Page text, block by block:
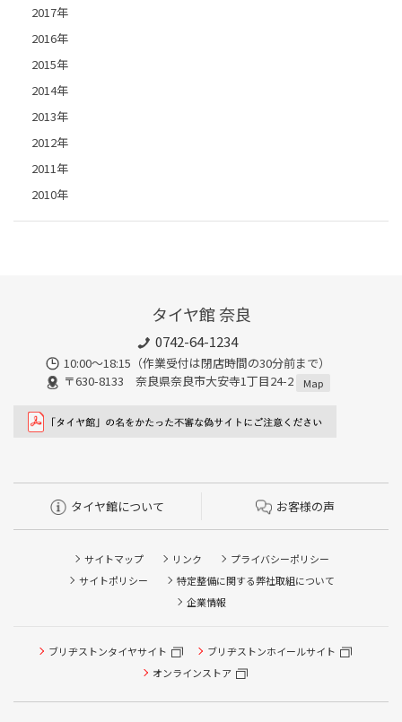
2017年
2016年
2015年
2014年
2013年
2012年
2011年
2010年
タイヤ館 奈良
0742-64-1234
10:00～18:15（作業受付は閉店時間の30分前まで）
〒630-8133 奈良県奈良市大安寺1丁目24-2
Map
タイヤ館について お客様の声
サイトマップ リンク
プライバシーポリシー
サイトポリシー
特定整備に関する弊社取組について
企業情報
ブリヂストンタイヤサイト
ブリヂストンホイールサイト
オンラインストア